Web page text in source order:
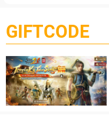
GIFTCODE